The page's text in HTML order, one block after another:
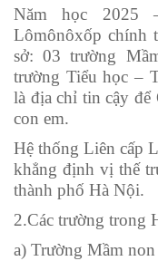
Năm học 2025
Lômônôxốp chính
sở: 03 trường
trường Tiểu học –
là địa chỉ tin cậy
con em.
Hệ thống Liên cấp
khẳng định vị thế
thành phố Hà Nội.
2.Các trường trong
a) Trường Mầm